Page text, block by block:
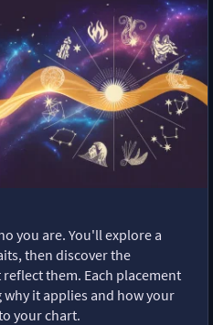
you are. You'll explore a
then discover the
them. Each placement
it applies and how your
your chart.